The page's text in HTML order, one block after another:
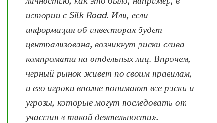
истории с Silk Road. Или, если
информация об инвесторах будет
централизована, возникнут риски слива
компромата на отдельных лиц. Впрочем,
черный рынок живет по своим правилам,
и его игроки вполне понимают все риски и
угрозы, которые могут последовать от
участия в такой деятельности».